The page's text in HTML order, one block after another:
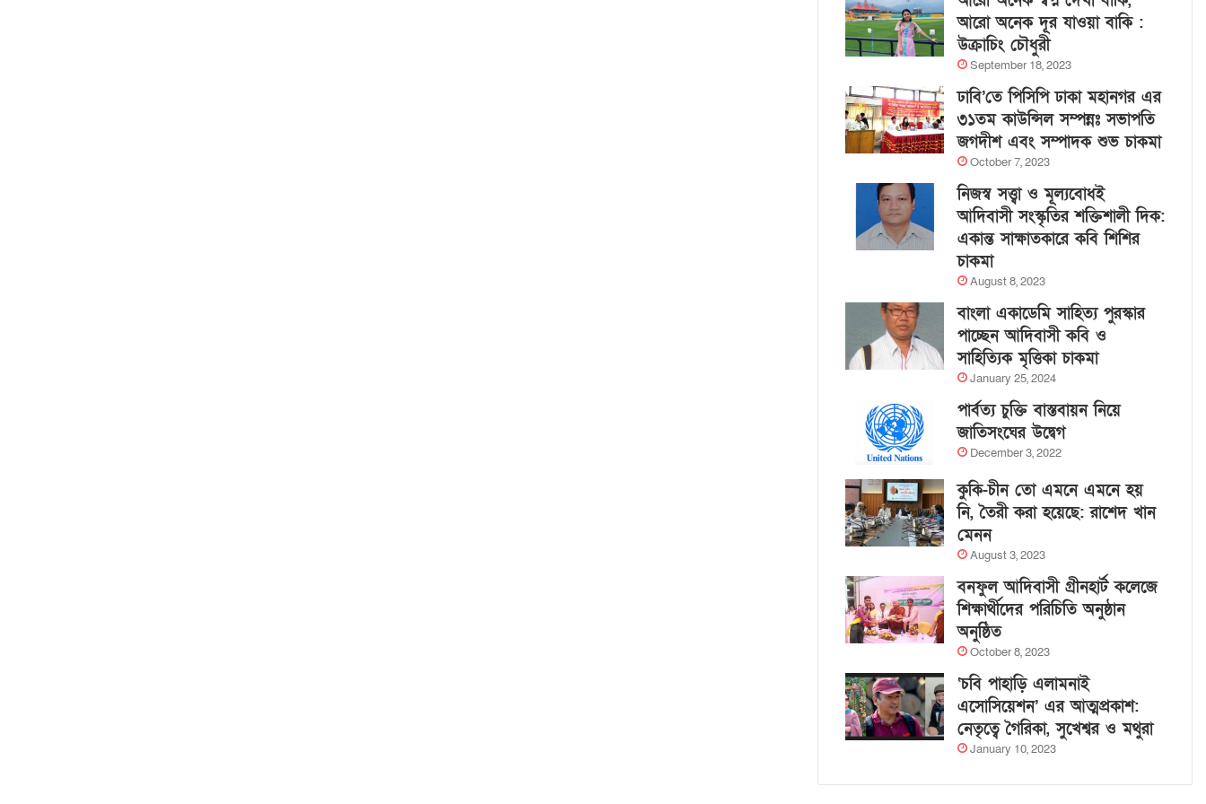
আরো অনেক দূর যাওয়া বাকি :
উক্রাচিং চৌধুরী
September 18, 2023
ঢাবি’তে পিসিপি ঢাকা মহানগর এর
৩১তম কাউন্সিল সম্পন্নঃ সভাপতি
জগদীশ এবং সম্পাদক শুভ চাকমা
October 7, 2023
নিজস্ব সত্ত্বা ও মূল্যবোধই
আদিবাসী সংস্কৃতির শক্তিশালী দিক:
একান্ত সাক্ষাতকারে কবি শিশির
চাকমা
August 8, 2023
বাংলা একাডেমি সাহিত্য পুরস্কার
পাচ্ছেন আদিবাসী কবি ও
সাহিত্যিক মৃত্তিকা চাকমা
January 25, 2024
পার্বত্য চুক্তি বাস্তবায়ন নিয়ে
জাতিসংঘের উদ্বেগ
December 3, 2022
কুকি-চীন তো এমনে এমনে হয়
নি, তৈরী করা হয়েছে: রাশেদ খান
মেনন
August 3, 2023
বনফুল আদিবাসী গ্রীনহার্ট কলেজে
শিক্ষার্থীদের পরিচিতি অনুষ্ঠান
অনুষ্ঠিত
October 8, 2023
‘চবি পাহাড়ি এলামনাই
এসোসিয়েশন’ এর আত্মপ্রকাশ:
নেতৃত্বে গৈরিকা, সুখেশ্বর ও মথুরা
January 10, 2023